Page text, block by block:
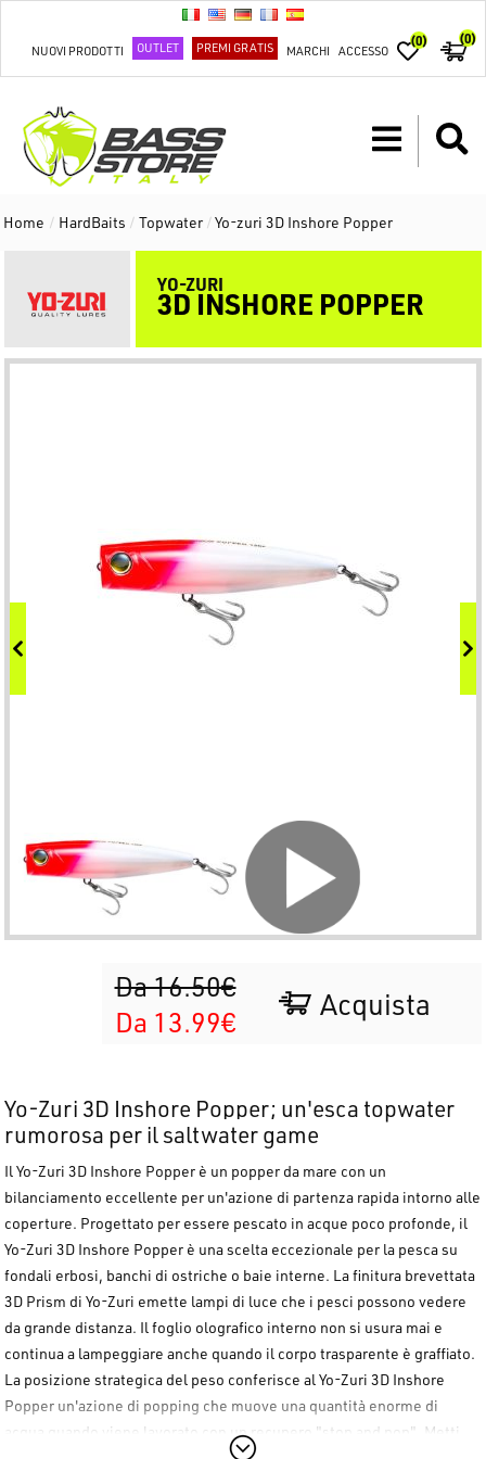
NUOVI PRODOTTI OUTLET PREMI GRATIS MARCHI ACCESSO
(0) (0)
Home / HardBaits / Topwater /Yo-zuri 3D Inshore Popper
YO-ZURI
3D INSHORE POPPER
Da 16.50€
Da 13.99€
Acquista
Yo-Zuri 3D Inshore Popper; un'esca topwater
rumorosa per il saltwater game
IlYo-Zuri 3D Inshore Popper è un popper da mare con un
bilanciamento eccellente per un'azione di partenza rapida intorno alle
coperture. Progettato per essere pescato in acque poco profonde, il
Yo-Zuri 3D Inshore Popper è una scelta eccezionale per la pesca su
fondali erbosi, banchi di ostriche o baie interne. La finitura brevettata
3D Prism di Yo-Zuri emette lampi di luce che i pesci possono vedere
da grande distanza. Il foglio olografico interno non si usura mai e
continua a lampeggiare anche quando il corpo trasparente è graffiato.
La posizione strategica del peso conferisce alYo-Zuri 3D Inshore
Popper un'azione di popping che muove una quantità enorme di
acqua quando viene lavorato con un recupero "stop and pop". Metti